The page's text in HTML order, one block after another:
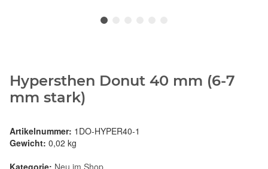
Hypersthen Donut 40 mm (6-7
mm stark)
Artikelnummer: 1DO-HYPER40-1
Gewicht: 0,02 kg